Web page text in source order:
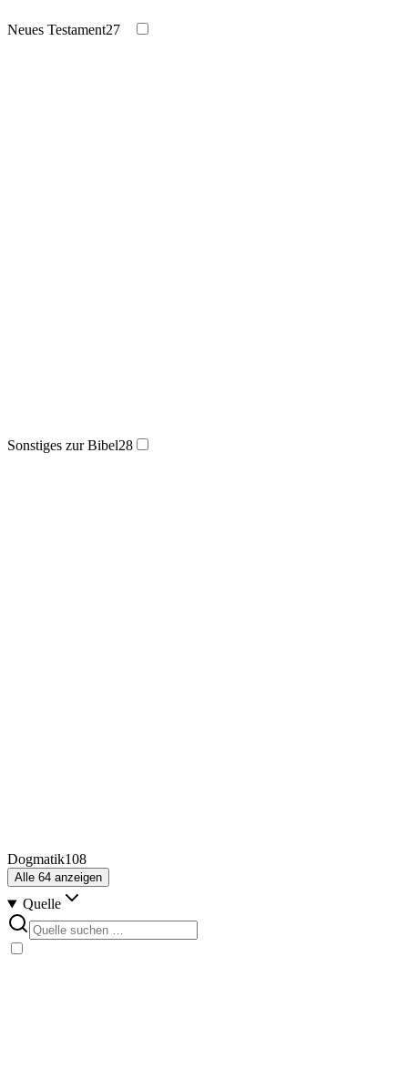
Neues Testament27
Sonstiges zur Bibel28
Dogmatik108
Alle 64 anzeigen
Quelle